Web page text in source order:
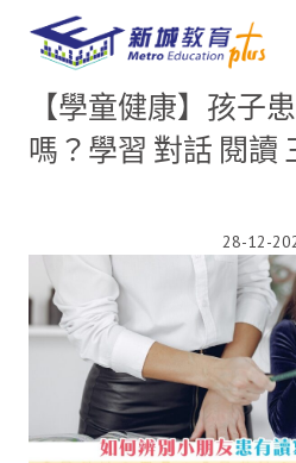
【學童健康】孩子
嗎？學習 對話 閱讀
28-12-